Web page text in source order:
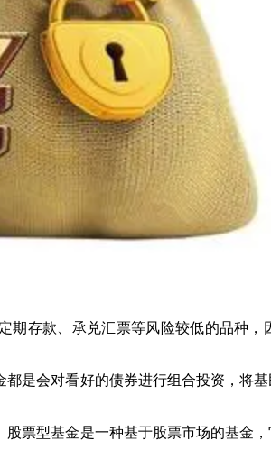
存款、承兑汇票等风险较低的品种，
会对看好的债券进行组合投资，将
型基金是一种基于股票市场的基金